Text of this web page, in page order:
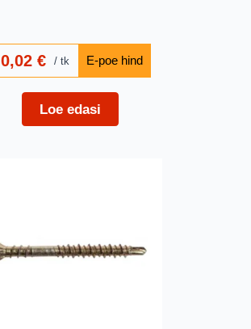
0,02€ tk
Loe edasi